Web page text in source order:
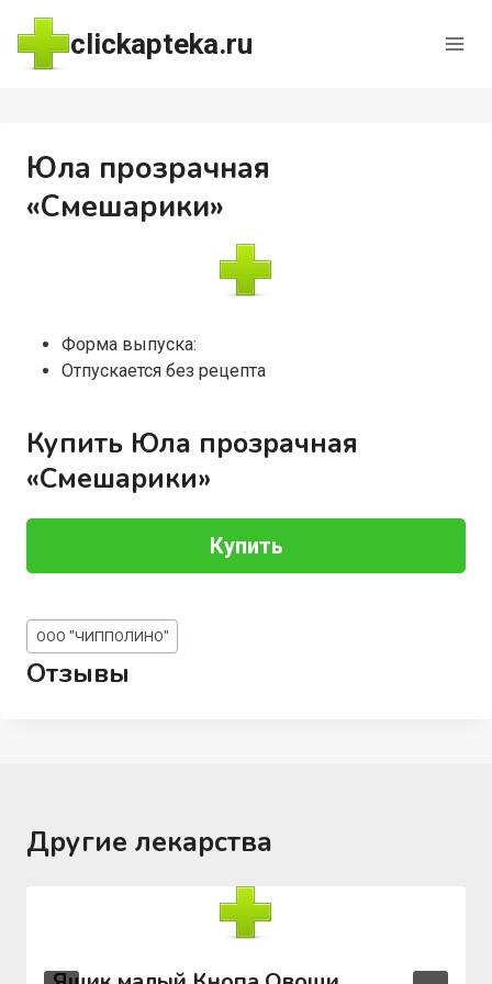
Перейти
содержимому
clickapteka.ru
Юла прозрачная
«Смешарики»
Форма выпуска:
Отпускается без рецепта
Купить Юла прозрачная
«Смешарики»
Купить
Метки
записи:
ООО "ЧИППОЛИНО"
Отзывы
Другие лекарства